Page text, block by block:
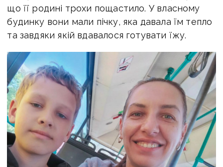
що її родині трохи пощастило. У власному
будинку вони мали пічку, яка давала їм тепло
та завдяки якій вдавалося готувати їжу.